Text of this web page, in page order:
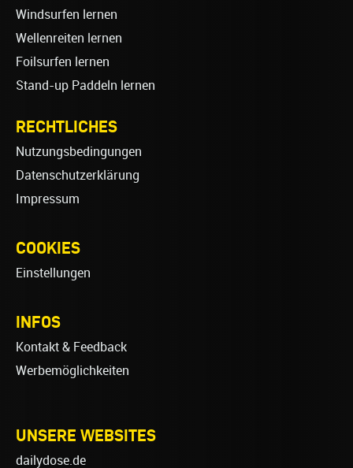
Windsurfen lernen
Wellenreiten lernen
Foilsurfen lernen
Stand-up Paddeln lernen
RECHTLICHES
Nutzungsbedingungen
Datenschutzerklärung
Impressum
COOKIES
Einstellungen
INFOS
Kontakt & Feedback
Werbemöglichkeiten
UNSERE WEBSITES
dailydose.de